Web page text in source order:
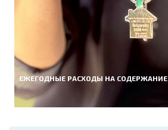
ЕЖЕГОДНЫЕ РАСХОДЫ НА СОДЕРЖАНИЕ